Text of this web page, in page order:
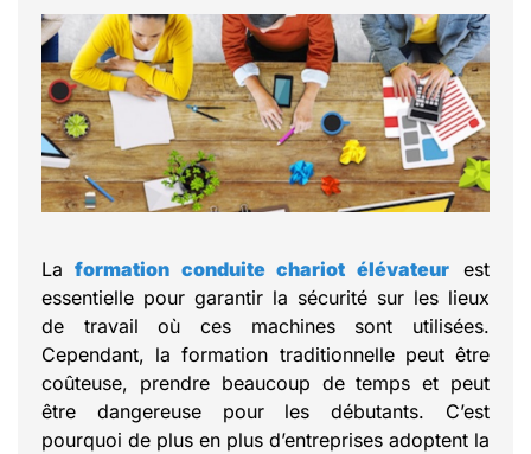
La formation conduite chariot élévateur est
essentielle pour garantir la sécurité sur les lieux
de travail où ces machines sont utilisées.
Cependant, la formation traditionnelle peut être
coûteuse, prendre beaucoup de temps et peut
être dangereuse pour les débutants. C’est
pourquoi de plus en plus d’entreprises adoptent la